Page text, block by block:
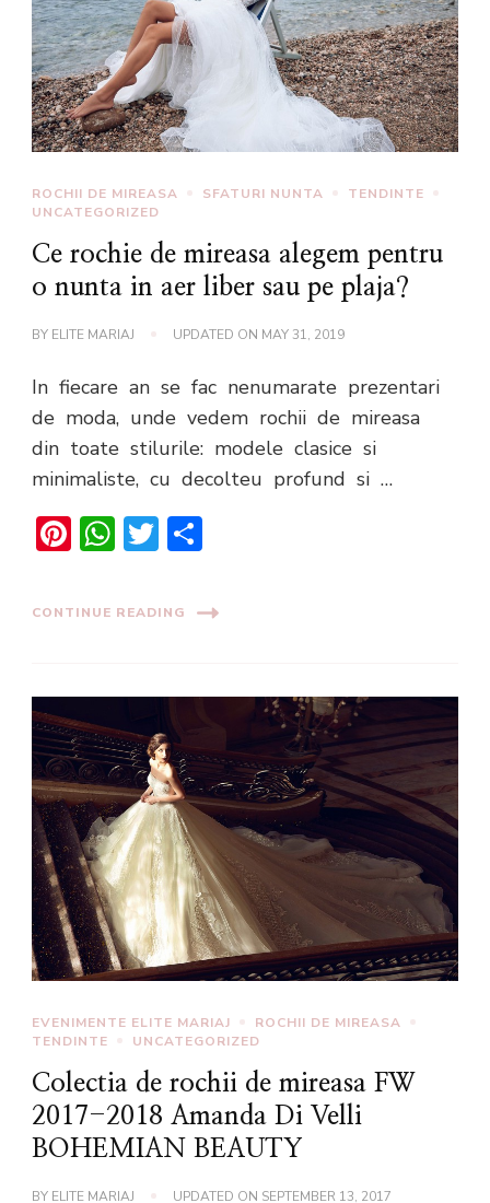
ROCHII DE MIREASA SFATURI NUNTA
TENDINTE
UNCATEGORIZED
Ce rochie de mireasa alegem pentru
o nunta in aer liber sau pe plaja?
BY ELITE MARIAJ UPDATED ON MAY 31, 2019
In fiecare an se fac nenumarate prezentari
de moda, unde vedem rochii de mireasa
din toate stilurile: modele clasice si
minimaliste, cu decolteu profund si …
Pinterest
WhatsApp
Twitter
CONTINUE READING
EVENIMENTE ELITE MARIAJ
ROCHII DE MIREASA
TENDINTE
UNCATEGORIZED
Colectia de rochii de mireasa FW
2017-2018 Amanda Di Velli
BOHEMIAN BEAUTY
BY ELITE MARIAJ UPDATED ON SEPTEMBER 13, 2017